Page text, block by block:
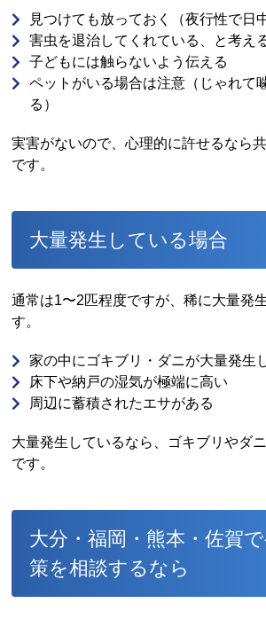
見つけても放っておく（夜行性で日
害虫を退治してくれている、と考え
子どもには触らないよう伝える
ペットがいる場合は注意（じゃれて
る）
実害がないので、心理的に許せるなら
です。
大量発生している場合
通常は1〜2匹程度ですが、稀に大量発
す。
家の中にゴキブリ・ダニが大量発生
床下や納戸の湿気が極端に高い
周辺に蓄積されたエサがある
大量発生しているなら、ゴキブリやダ
です。
大分・福岡・熊本・佐賀
策を相談するなら